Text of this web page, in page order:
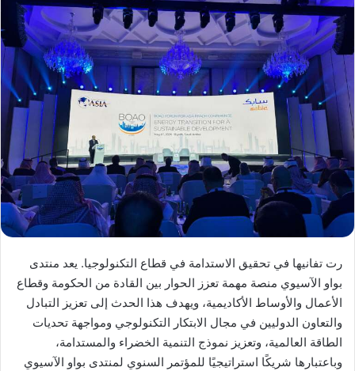
رت تفانيها في تحقيق الاستدامة في قطاع التكنولوجيا. يعد منتدى
بواو الآسيوي منصة مهمة تعزز الحوار بين القادة من الحكومة وقطاع
الأعمال والأوساط الأكاديمية، ويهدف هذا الحدث إلى تعزيز التبادل
والتعاون الدوليين في مجال الابتكار التكنولوجي ومواجهة تحديات
الطاقة العالمية، وتعزيز نموذج التنمية الخضراء والمستدامة،
وباعتبارها شريكًا استراتيجيًا للمؤتمر السنوي لمنتدى بواو الآسيوي